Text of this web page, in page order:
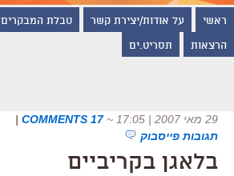
ראשי על אודות/יצירת קשר טבלת המבקרים
הרצאות תסריט.ים
29 מאי 2007 | 17:05 ~
17 COMMENTS
|
תגובות פייסבוק
בלאגן בקריביים